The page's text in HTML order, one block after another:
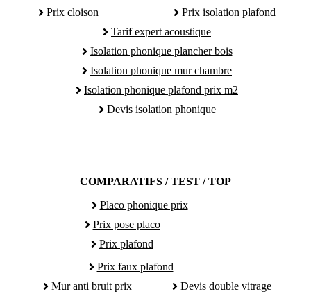
Prix cloison
Prix isolation plafond
Tarif expert acoustique
Isolation phonique plancher bois
Isolation phonique mur chambre
Isolation phonique plafond prix m2
Devis isolation phonique
COMPARATIFS / TEST / TOP
Placo phonique prix
Prix pose placo
Prix plafond
Prix faux plafond
Mur anti bruit prix
Devis double vitrage